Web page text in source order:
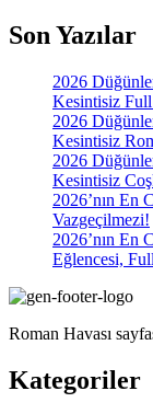
Son Yazılar
2026
Kesintisiz
2026
Kesintisiz
2026
Kesintisiz
2026’nın En
Vazgeçilmezi!
2026’nın En
Eğlencesi,
Roman Havası
Kategoriler